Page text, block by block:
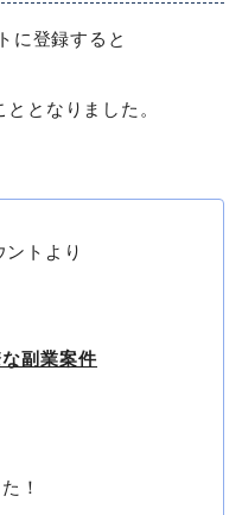
に登録すると
となりました。
トより
副業案件
！